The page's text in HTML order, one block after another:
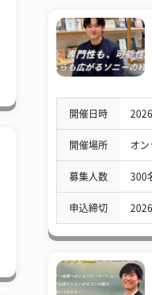
開催日時
開催場所 オン
募集人数 300
申込締切